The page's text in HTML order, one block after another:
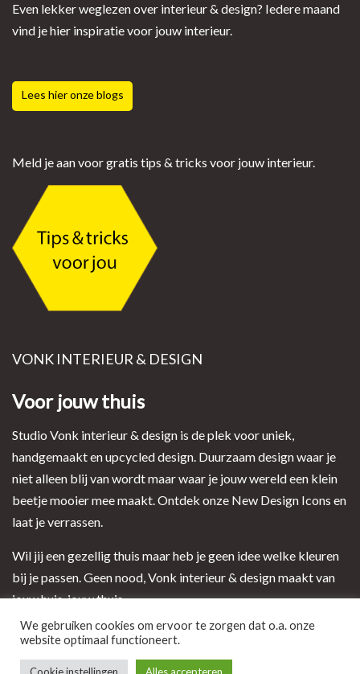
Even lekker weglezen over interieur & design? Iedere maand
vind je hier inspiratie voor jouw interieur.
Lees hier onze blogs
Meld je aan voor gratis tips & tricks voor jouw interieur.
VONK INTERIEUR & DESIGN
Voor jouw thuis
Studio Vonk interieur & design is de plek voor uniek,
handgemaakt en upcycled design. Duurzaam design waar je
niet alleen blij van wordt maar waar je jouw wereld een klein
beetje mooier mee maakt. Ontdek onze New Design Icons en
laat je verrassen.
Wil jij een gezellig thuis maar heb je geen idee welke kleuren
bij je passen. Geen nood, Vonk interieur & design maakt van
jouw huis, jouw thuis.
Ontwerp en realisatie door i-match webconcepts
We gebruiken cookies om ervoor te zorgen dat o.a. onze
website optimaal functioneert.